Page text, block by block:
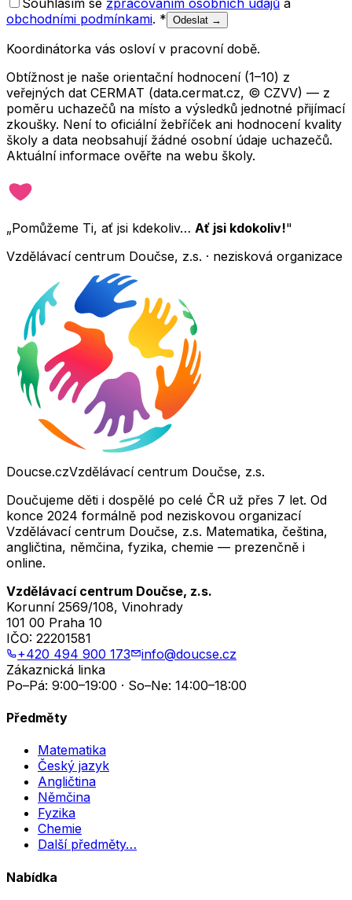
obchodními podmínkami. * Odeslat →
Koordinátorka vás osloví v pracovní době.
Obtížnost je naše orientační hodnocení (1–10) z
veřejných dat CERMAT (data.cermat.cz, © CZVV) — z
poměru uchazečů na místo a výsledků jednotné přijímací
zkoušky. Není to oficiální žebříček ani hodnocení kvality
školy a data neobsahují žádné osobní údaje uchazečů.
Aktuální informace ověřte na webu školy.
„Pomůžeme Ti, ať jsi kdekoliv… Ať jsi kdokoliv!"
Vzdělávací centrum Doučse, z.s. · nezisková organizace
Doucse.czVzdělávací centrum Doučse, z.s.
Doučujeme děti i dospělé po celé ČR už přes 7 let. Od
konce 2024 formálně pod neziskovou organizací
Vzdělávací centrum Doučse, z.s. Matematika, čeština,
angličtina, němčina, fyzika, chemie — prezenčně i
online.
Vzdělávací centrum Doučse, z.s.
Korunní 2569/108, Vinohrady
101 00 Praha 10
IČO: 22201581
+420 494 900 173
info@doucse.cz
Zákaznická linka
Po–Pá: 9:00–19:00 · So–Ne: 14:00–18:00
Předměty
Matematika
Český jazyk
Angličtina
Němčina
Fyzika
Chemie
Další předměty…
Nabídka